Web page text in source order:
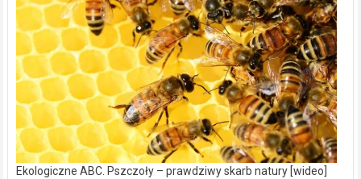
Wielka
z
dofinansowaniem
ponad
15,6
mln
na
modernizację
oczyszczalni
ścieków
[wideo]
Ekologiczne ABC. Pszczoły – prawdziwy skarb natury [wideo]